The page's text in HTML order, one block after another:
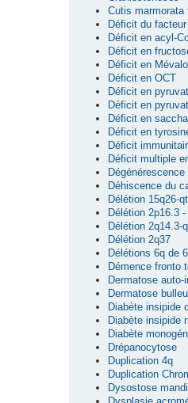
Cutis marmorata
Déficit du
Déficit en acyl-
Déficit en
Déficit en
Déficit en OCT
Déficit en
Déficit en
Déficit en
Déficit en
Déficit
Déficit multiple
Déhiscence du
Délétion 15q26-
Délétion 2p16.3
Délétion 2q14.3-
Délétion 2q37
Délétions 6q de
Démence fronto
Dermatose
Dermatose
Diabète insipide
Diabète insipide
Diabète
Drépanocytose
Duplication 4q
Duplication
Dysostose